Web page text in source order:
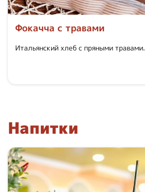
Фокачча с травами
Итальянский хлеб с пряными травами.
Напитки